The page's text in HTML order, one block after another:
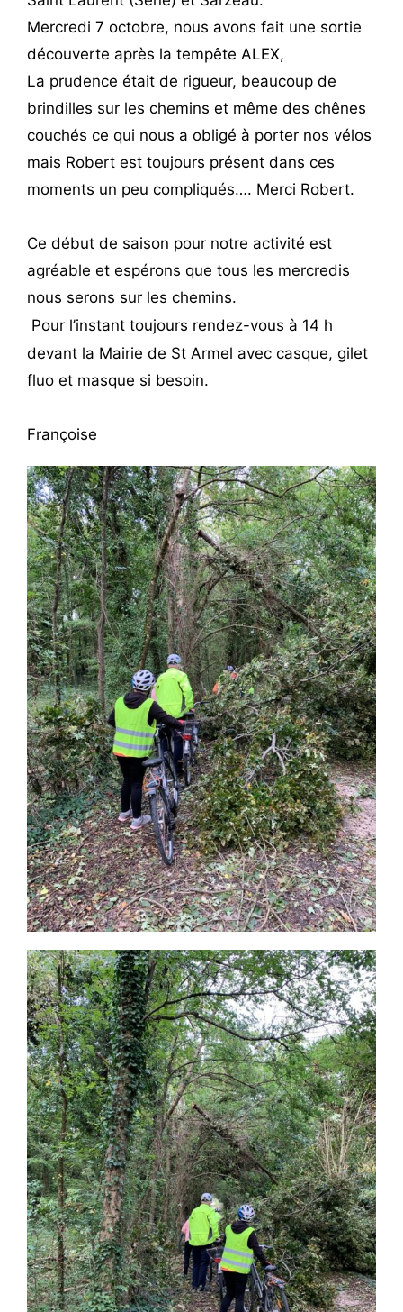
Mercredi 7 octobre, nous avons fait une sortie
découverte après la tempête ALEX,
La prudence était de rigueur, beaucoup de
brindilles sur les chemins et même des chênes
couchés ce qui nous a obligé à porter nos vélos
mais Robert est toujours présent dans ces
moments un peu compliqués…. Merci Robert.
Ce début de saison pour notre activité est
agréable et espérons que tous les mercredis
nous serons sur les chemins.
Pour l’instant toujours rendez-vous à 14 h
devant la Mairie de St Armel avec casque, gilet
fluo et masque si besoin.
Françoise